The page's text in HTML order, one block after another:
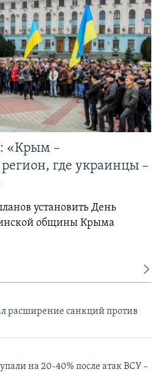
«Крым –
где украинцы –
установить День
общины Крыма
расширение санкций против
на 20-40% после атак ВСУ –